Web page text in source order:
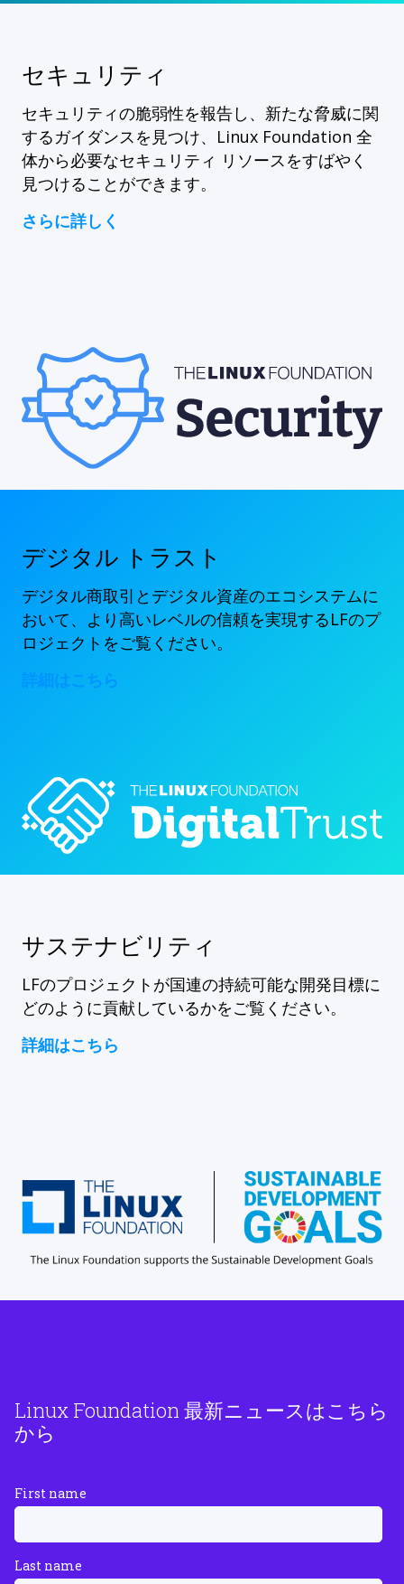
セキュリティ
セキュリティの脆弱性を報告し、新たな脅威に関
するガイダンスを見つけ、Linux Foundation 全
体から必要なセキュリティ リソースをすばやく
見つけることができます。
さらに詳しく
デジタル トラスト
デジタル商取引とデジタル資産のエコシステムに
おいて、より高いレベルの信頼を実現するLFのプ
ロジェクトをご覧ください。
詳細はこちら
サステナビリティ
LFのプロジェクトが国連の持続可能な開発目標に
どのように貢献しているかをご覧ください。
詳細はこちら
Linux Foundation 最新ニュースはこちら
から
First name
Last name